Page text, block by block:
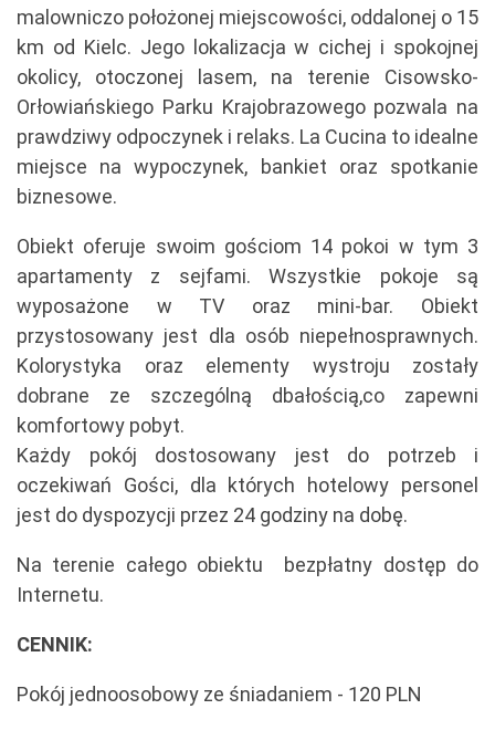
malowniczo położonej miejscowości, oddalonej o 15
km od Kielc. Jego lokalizacja w cichej i spokojnej
okolicy, otoczonej lasem, na terenie Cisowsko-
Orłowiańskiego Parku Krajobrazowego pozwala na
prawdziwy odpoczynek i relaks. La Cucina to idealne
miejsce na wypoczynek, bankiet oraz spotkanie
biznesowe.
Obiekt oferuje swoim gościom 14 pokoi w tym 3
apartamenty z sejfami. Wszystkie pokoje są
wyposażone w TV oraz mini-bar. Obiekt
przystosowany jest dla osób niepełnosprawnych.
Kolorystyka oraz elementy wystroju zostały
dobrane ze szczególną dbałością,co zapewni
komfortowy pobyt.
Każdy pokój dostosowany jest do potrzeb i
oczekiwań Gości, dla których hotelowy personel
jest do dyspozycji przez 24 godziny na dobę.
Na terenie całego obiektu bezpłatny dostęp do
Internetu.
CENNIK:
Pokój jednoosobowy ze śniadaniem - 120 PLN